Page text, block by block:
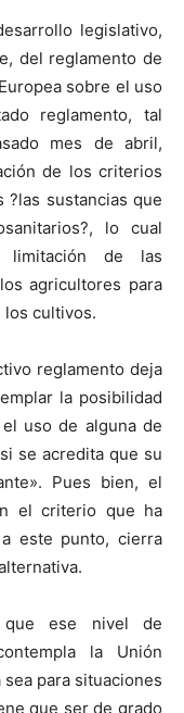
legislativo,
del reglamento de
sobre el uso
reglamento, tal
mes de abril,
de los criterios
sustancias que
lo cual
limitación de las
agricultores para
los cultivos.
reglamento deja
la posibilidad
uso de alguna de
se acredita que su
Pues bien, el
el criterio que ha
este punto, cierra
que ese nivel de
la Unión
para situaciones
que ser de grado